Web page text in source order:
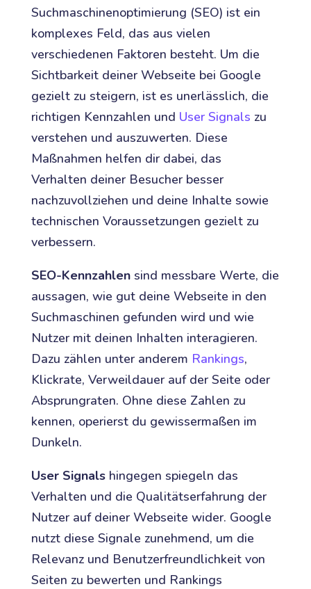
Suchmaschinenoptimierung (SEO) ist ein
komplexes Feld, das aus vielen
verschiedenen Faktoren besteht. Um die
Sichtbarkeit deiner Webseite bei Google
gezielt zu steigern, ist es unerlässlich, die
richtigen Kennzahlen und User Signals zu
verstehen und auszuwerten. Diese
Maßnahmen helfen dir dabei, das
Verhalten deiner Besucher besser
nachzuvollziehen und deine Inhalte sowie
technischen Voraussetzungen gezielt zu
verbessern.
SEO-Kennzahlensind messbare Werte, die
aussagen, wie gut deine Webseite in den
Suchmaschinen gefunden wird und wie
Nutzer mit deinen Inhalten interagieren.
Dazu zählen unter anderem Rankings,
Klickrate, Verweildauer auf der Seite oder
Absprungraten. Ohne diese Zahlen zu
kennen, operierst du gewissermaßen im
Dunkeln.
User Signalshingegen spiegeln das
Verhalten und die Qualitätserfahrung der
Nutzer auf deiner Webseite wider. Google
nutzt diese Signale zunehmend, um die
Relevanz und Benutzerfreundlichkeit von
Seiten zu bewerten und Rankings